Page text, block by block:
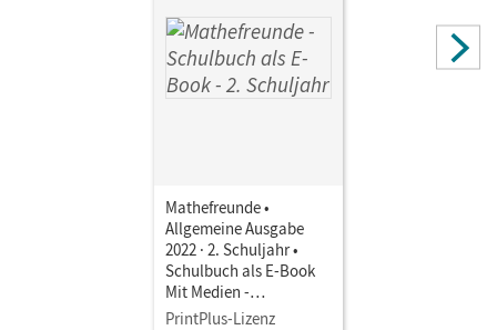
Mathefreunde •
Allgemeine Ausgabe
2022 · 2. Schuljahr •
Schulbuch als E-Book
Mit Medien -
Ausleihmaterial
PrintPlus-Lizenz